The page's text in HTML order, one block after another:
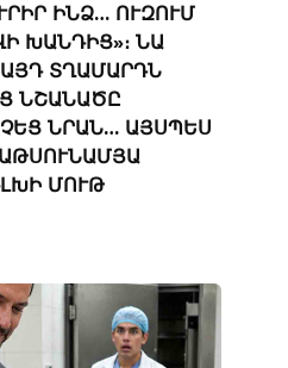
ԻՆՁ… ՈՒԶՈՒՄ
ԽԱՆԴԻՑ»։ ՆԱ
ՏՂԱՄԱՐԴՆ
ՆՇԱՆԱԾԸ
ՆՐԱՆ… ԱՅՍՊԵՍ
ՄՈՒԹ